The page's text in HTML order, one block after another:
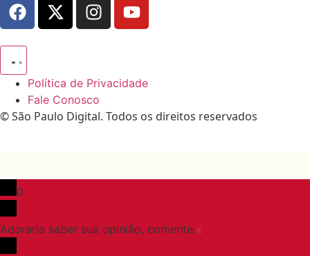
Política de Privacidade
Fale Conosco
© São Paulo Digital. Todos os direitos reservados
0
Adoraria saber sua opinião, comente.x